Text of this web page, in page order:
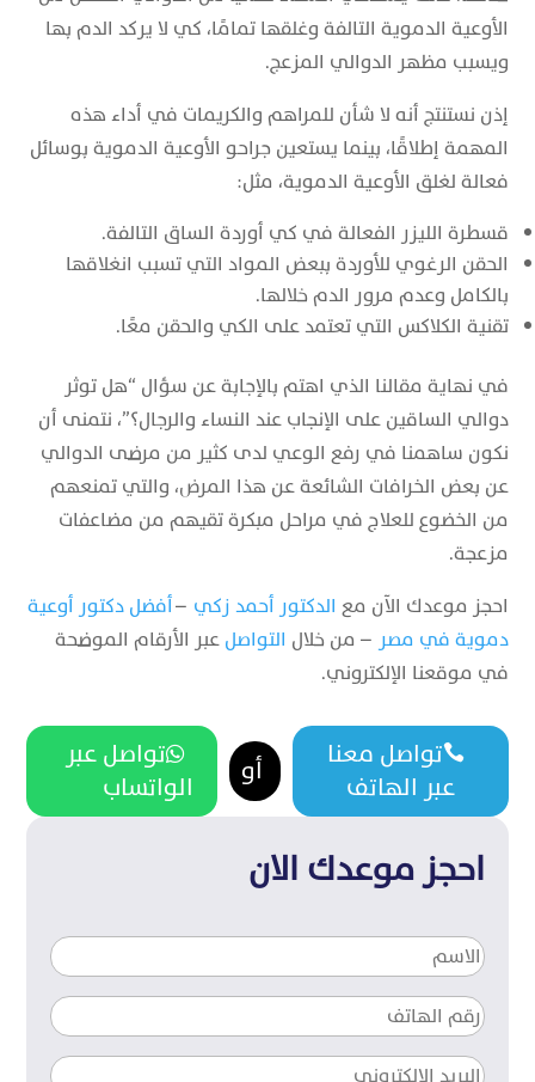
احجز موعدك الان
الأوعية الدموية التالفة وغلقها تمامًا، كي لا يركد الدم بها
ويسبب مظهر الدوالي المزعج.
إذن نستنتج أنه لا شأن للمراهم والكريمات في أداء هذه
المهمة إطلاقًا، بينما يستعين جراحو الأوعية الدموية بوسائل
فعالة لغلق الأوعية الدموية، مثل:
قسطرة الليزر الفعالة في كي أوردة الساق التالفة.
الحقن الرغوي للأوردة ببعض المواد التي تسبب انغلاقها
بالكامل وعدم مرور الدم خلالها.
تقنية الكلاكس التي تعتمد على الكي والحقن معًا.
في نهاية مقالنا الذي اهتم بالإجابة عن سؤال “هل توثر
دوالي الساقين على الإنجاب عند النساء والرجال؟”، نتمنى أن
نكون ساهمنا في رفع الوعي لدى كثير من مرضى الدوالي
عن بعض الخرافات الشائعة عن هذا المرض، والتي تمنعهم
من الخضوع للعلاج في مراحل مبكرة تقيهم من مضاعفات
مزعجة.
احجز موعدك الآن مع الدكتور أحمد زكي –أفضل دكتور أوعية
دموية في مصر – من خلال التواصلعبر الأرقام الموضحة
في موقعنا الإلكتروني.
تواصل معنا
عبر الهاتف
أو تواصل عبر
الواتساب